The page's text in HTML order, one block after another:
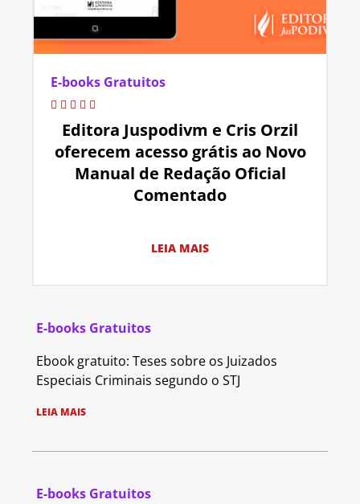
E-books Gratuitos
Editora Juspodivm e Cris Orzil
oferecem acesso grátis ao Novo
Manual de Redação Oficial
Comentado
LEIA MAIS
E-books Gratuitos
Ebook gratuito: Teses sobre os Juizados
Especiais Criminais segundo o STJ
LEIA MAIS
E-books Gratuitos